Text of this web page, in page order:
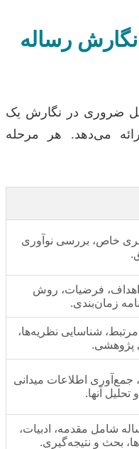
رساله
ضروری در نگارش یک
می‌دهد. هر مرحله
خاص، بررسی نوآوری
اهداف، فرضیات، روش
زمان‌بندی.
شناسایی نظریه‌ها،
پژوهشی.
جمع‌آوری اطلاعات میدانی
آنها.
شامل مقدمه، ادبیات،
بحث و نتیجه‌گیری.